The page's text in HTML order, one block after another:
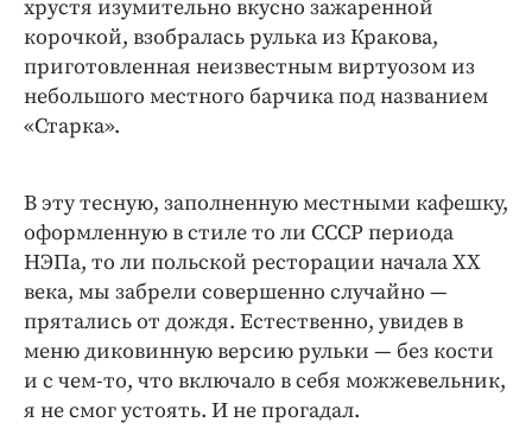
хрустя изумительно вкусно зажаренной
корочкой, взобралась рулька из Кракова,
приготовленная неизвестным виртуозом из
небольшого местного барчика под названием
«Старка».
В эту тесную, заполненную местными кафешку,
оформленную в стиле то ли СССР периода
НЭПа, то ли польской ресторации начала XX
века, мы забрели совершенно случайно —
прятались от дождя. Естественно, увидев в
меню диковинную версию рульки — без кости
и с чем-то, что включало в себя можжевельник,
я не смог устоять. И не прогадал.